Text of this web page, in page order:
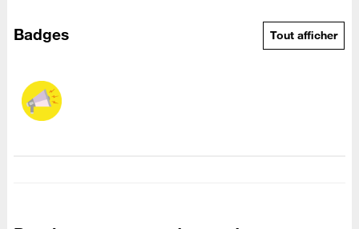
Badges Tout afficher